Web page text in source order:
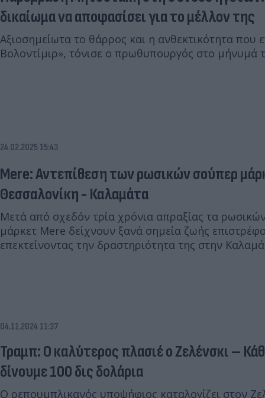
δικαίωμα να αποφασίσει για το μέλλον της
Αξιοσημείωτα το θάρρος και η ανθεκτικότητα που
Βολοντίμιρ», τόνισε ο πρωθυπουργός στο μήνυμά
24.02.2025 15:43
Mere: Αντεπίθεση των ρωσικών σούπερ
Θεσσαλονίκη - Καλαμάτα
Μετά από σχεδόν τρία χρόνια απραξίας τα
μάρκετ Mere δείχνουν ξανά σημεία ζωής
επεκτείνοντας την δραστηριότητα της στην
04.11.2024 11:37
Τραμπ: Ο καλύτερος πλασιέ ο Ζελένσκι –
δίνουμε 100 δις δολάρια
Ο ρεπουμπλικανός υποψήφιος καταλογίζει στον